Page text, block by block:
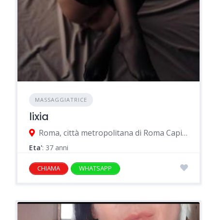
MASSAGGIATRICE
lixia
Roma, città metropolitana di Roma Capitale, Italia
Eta': 37 anni
CHIAMA WHATSAPP